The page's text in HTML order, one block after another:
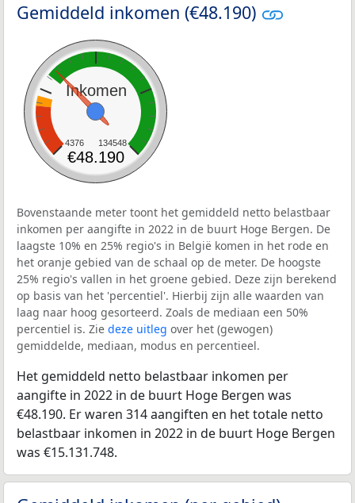
Gemiddeld inkomen (€48.190)
Inkomen
4376 134548
€48.190
Bovenstaande meter toont het gemiddeld netto belastbaar
inkomen per aangifte in 2022 in de buurt Hoge Bergen. De
laagste 10% en 25% regio's in België komen in het rode en
het oranje gebied van de schaal op de meter. De hoogste
25% regio's vallen in het groene gebied. Deze zijn berekend
op basis van het 'percentiel'. Hierbij zijn alle waarden van
laag naar hoog gesorteerd. Zoals de mediaan een 50%
percentiel is. Zie deze uitleg over het (gewogen)
gemiddelde, mediaan, modus en percentieel.
Het gemiddeld netto belastbaar inkomen per
aangifte in 2022 in de buurt Hoge Bergen was
€48.190. Er waren 314 aangiften en het totale netto
belastbaar inkomen in 2022 in de buurt Hoge Bergen
was €15.131.748.